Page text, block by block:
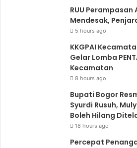
RUU Perampasan
Mendesak,
5 hours ago
KKGPAI
Gelar Lomba
Kecamatan
8 hours ago
Bupati Bogor
Syurdi Rusuh,
Boleh Hilang
18 hours ago
Percepat